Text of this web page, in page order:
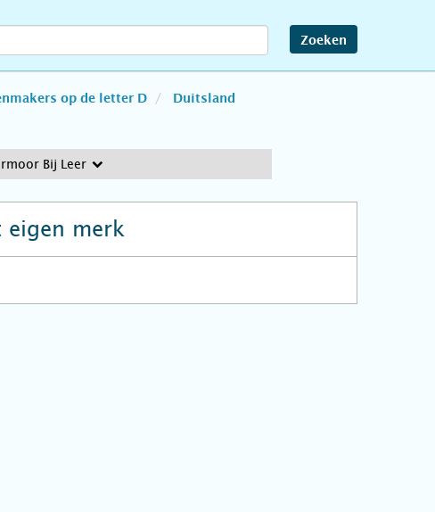
Zoeken
op de letter D
Duitsland
Bij Leer
eigen merk